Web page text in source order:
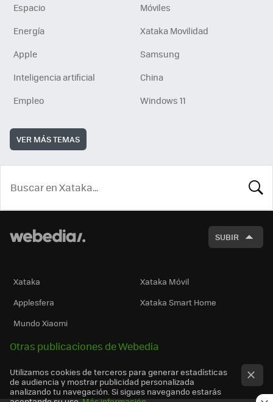
Espacio
Móviles
Energía
Xataka Movilidad
Apple
Samsung
Inteligencia artificial
China
Empleo
Windows 11
VER MÁS TEMAS
SUBIR
Xataka
Xataka Móvil
Applesfera
Xataka Smart Home
Mundo Xiaomi
Otras publicaciones de Webedia
Utilizamos cookies de terceros para generar estadísticas
de audiencia y mostrar publicidad personalizada
analizando tu navegación. Si sigues navegando estarás